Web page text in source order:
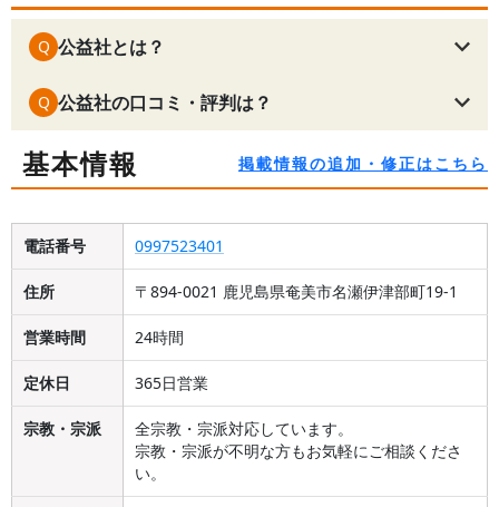
Q 公益社とは？
Q 公益社の口コミ・評判は？
基本情報 掲載情報の追加・修正はこちら
電話番号 0997523401
住所 〒894-0021 鹿児島県奄美市名瀬伊津部町19-1
営業時間 24時間
定休日 365日営業
宗教・宗派
全宗教・宗派対応しています。
宗教・宗派が不明な方もお気軽にご相談くださ
い。